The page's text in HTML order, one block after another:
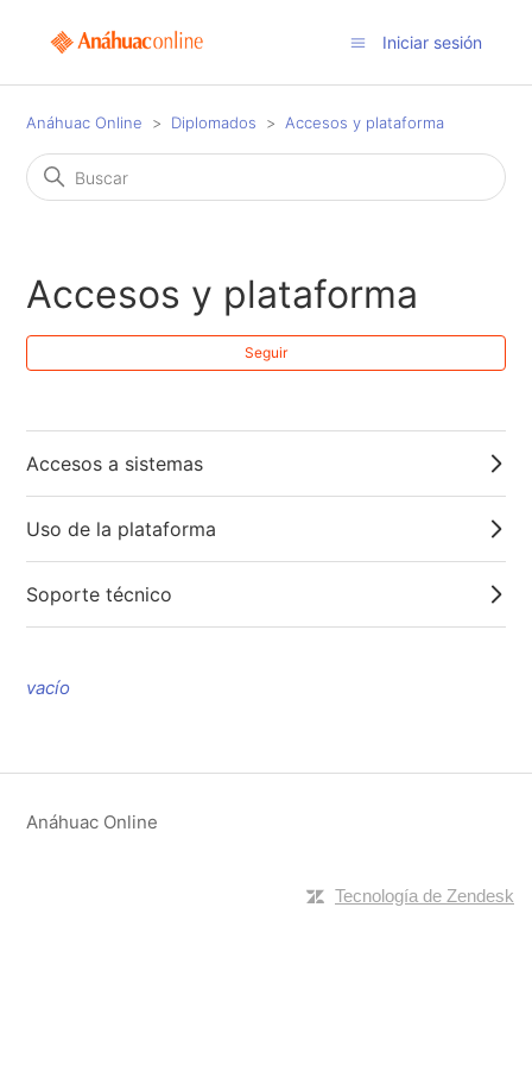
Iniciar sesión
Anáhuac Online Diplomados Accesos y plataforma
Accesos y plataforma
Seguir
Accesos a sistemas
Uso de la plataforma
Soporte técnico
vacío
Anáhuac Online
Tecnología de Zendesk